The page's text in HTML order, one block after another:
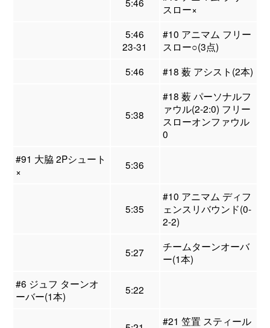
スロー×
5:46
23-31
#10 アニマム フリー
スロー○(3点)
5:46
#18 薮 アシスト(2本)
5:38
#18 薮 パーソナルフ
ァウル(2-2:0) フリー
スローオンファウル
0
#91 大脇 2Pシュート
×
5:36
5:35
#10 アニマム ディフ
ェンスリバウンド(0-
2-2)
5:27
チームターンオーバ
ー(1本)
#6 ジュフ ターンオ
ーバー(1本)
5:22
#21 笠置 スティール